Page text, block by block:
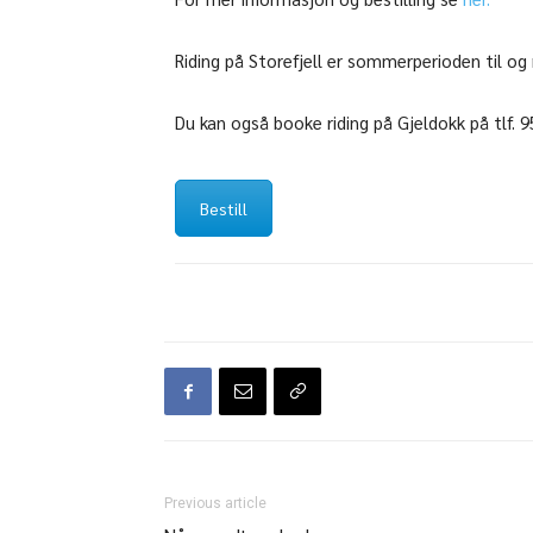
Riding på Storefjell er sommerperioden til og
Du kan også booke riding på Gjeldokk på tlf.
Bestill
Previous article